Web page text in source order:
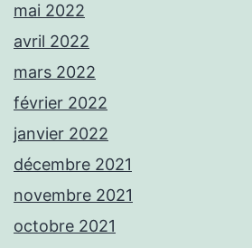
mai 2022
avril 2022
mars 2022
février 2022
janvier 2022
décembre 2021
novembre 2021
octobre 2021